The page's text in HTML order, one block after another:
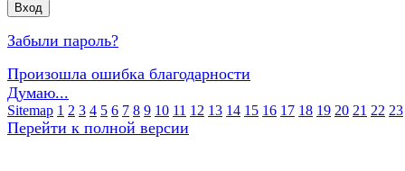
Забыли пароль?
Произошла ошибка благодарности
Думаю...
Sitemap 1 2 3 4 5 6 7 8 9 10 11 12 13 14 15 16 17 18 19 20 21 22 23
Перейти к полной версии